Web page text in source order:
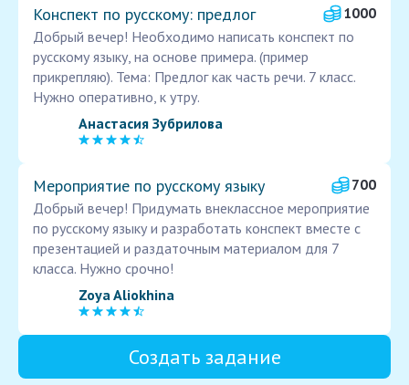
Конспект по русскому: предлог
1000
Добрый вечер! Необходимо написать конспект по
русскому языку, на основе примера. (пример
прикрепляю). Тема: Предлог как часть речи. 7 класс.
Нужно оперативно, к утру.
Анастасия Зубрилова
Мероприятие по русскому языку
700
Добрый вечер! Придумать внеклассное мероприятие
по русскому языку и разработать конспект вместе с
презентацией и раздаточным материалом для 7
класса. Нужно срочно!
Zoya Aliokhina
Создать задание